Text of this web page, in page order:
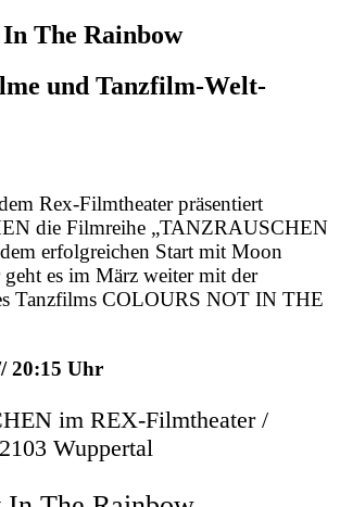
The Rainbow
und Tanzfilm-Welt-
Rex-Filmtheater präsentiert
die Filmreihe „TANZRAUSCHEN
erfolgreichen Start mit Moon
geht es im März weiter mit der
Tanzfilms COLOURS NOT IN THE
20:15 Uhr
im REX-Filmtheater /
Wuppertal